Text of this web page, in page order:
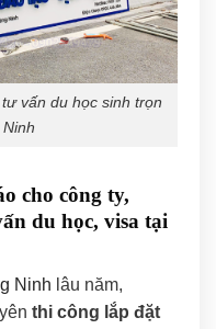
vấn du học sinh trọn
cho công ty,
du học, visa tại
Ninh lâu năm,
thi công lắp đặt